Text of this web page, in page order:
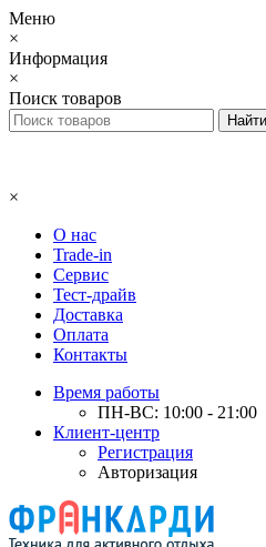
Меню
×
Информация
×
Поиск товаров
×
О нас
Trade-in
Сервис
Тест-драйв
Доставка
Оплата
Контакты
Время работы
ПН-ВС: 10:00 - 21:00
Клиент-центр
Регистрация
Авторизация